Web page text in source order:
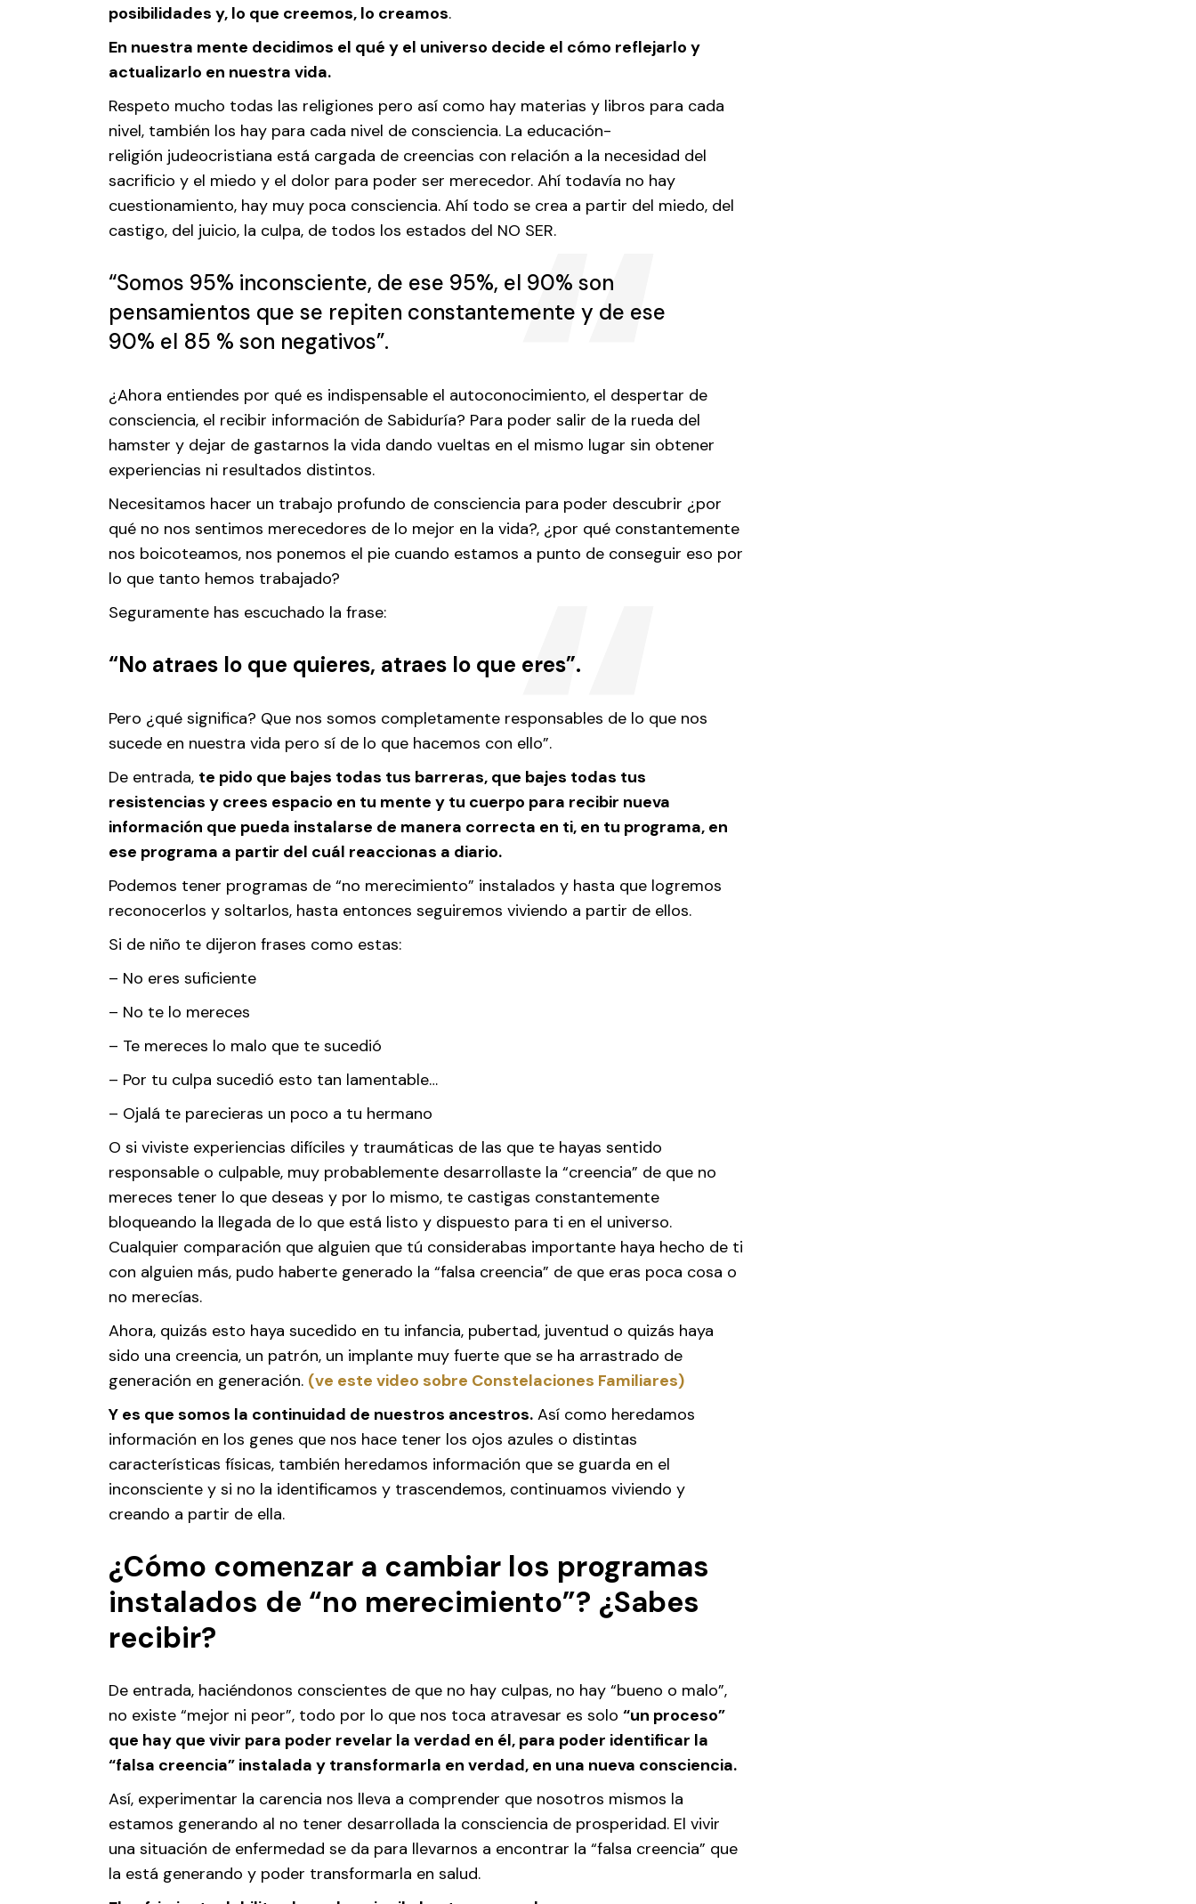
posibilidades y, lo que creemos, lo creamos.
En nuestra mente decidimos el qué y el universo decide el cómo reflejarlo y
actualizarlo en nuestra vida.
Respeto mucho todas las religiones pero así como hay materias y libros para cada
nivel, también los hay para cada nivel de consciencia. La educación-
religión judeocristiana está cargada de creencias con relación a la necesidad del
sacrificio y el miedo y el dolor para poder ser merecedor. Ahí todavía no hay
cuestionamiento, hay muy poca consciencia. Ahí todo se crea a partir del miedo, del
castigo, del juicio, la culpa, de todos los estados del NO SER.
“Somos 95% inconsciente, de ese 95%, el 90% son
pensamientos que se repiten constantemente y de ese
90% el 85 % son negativos”.
¿Ahora entiendes por qué es indispensable el autoconocimiento, el despertar de
consciencia, el recibir información de Sabiduría? Para poder salir de la rueda del
hamster y dejar de gastarnos la vida dando vueltas en el mismo lugar sin obtener
experiencias ni resultados distintos.
Necesitamos hacer un trabajo profundo de consciencia para poder descubrir ¿por
qué no nos sentimos merecedores de lo mejor en la vida?, ¿por qué constantemente
nos boicoteamos, nos ponemos el pie cuando estamos a punto de conseguir eso por
lo que tanto hemos trabajado?
Seguramente has escuchado la frase:
“No atraes lo que quieres, atraes lo que eres”.
Pero ¿qué significa? Que nos somos completamente responsables de lo que nos
sucede en nuestra vida pero sí de lo que hacemos con ello”.
De entrada, te pido que bajes todas tus barreras, que bajes todas tus
resistencias y crees espacio en tu mente y tu cuerpo para recibir nueva
información que pueda instalarse de manera correcta en ti, en tu programa, en
ese programa a partir del cuál reaccionas a diario.
Podemos tener programas de “no merecimiento” instalados y hasta que logremos
reconocerlos y soltarlos, hasta entonces seguiremos viviendo a partir de ellos.
Si de niño te dijeron frases como estas:
– No eres suficiente
– No te lo mereces
– Te mereces lo malo que te sucedió
– Por tu culpa sucedió esto tan lamentable…
– Ojalá te parecieras un poco a tu hermano
O si viviste experiencias difíciles y traumáticas de las que te hayas sentido
responsable o culpable, muy probablemente desarrollaste la “creencia” de que no
mereces tener lo que deseas y por lo mismo, te castigas constantemente
bloqueando la llegada de lo que está listo y dispuesto para ti en el universo.
Cualquier comparación que alguien que tú considerabas importante haya hecho de ti
con alguien más, pudo haberte generado la “falsa creencia” de que eras poca cosa o
no merecías.
Ahora, quizás esto haya sucedido en tu infancia, pubertad, juventud o quizás haya
sido una creencia, un patrón, un implante muy fuerte que se ha arrastrado de
generación en generación. (ve este video sobre Constelaciones Familiares)
Y es que somos la continuidad de nuestros ancestros. Así como heredamos
información en los genes que nos hace tener los ojos azules o distintas
características físicas, también heredamos información que se guarda en el
inconsciente y si no la identificamos y trascendemos, continuamos viviendo y
creando a partir de ella.
¿Cómo comenzar a cambiar los programas
instalados de “no merecimiento”? ¿Sabes
recibir?
De entrada, haciéndonos conscientes de que no hay culpas, no hay “bueno o malo”,
no existe “mejor ni peor”, todo por lo que nos toca atravesar es solo “un proceso”
que hay que vivir para poder revelar la verdad en él, para poder identificar la
“falsa creencia” instalada y transformarla en verdad, en una nueva consciencia.
Así, experimentar la carencia nos lleva a comprender que nosotros mismos la
estamos generando al no tener desarrollada la consciencia de prosperidad. El vivir
una situación de enfermedad se da para llevarnos a encontrar la “falsa creencia” que
la está generando y poder transformarla en salud.